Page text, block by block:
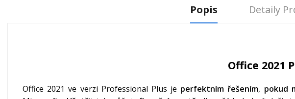
Popis Detaily
Office 2021
Office 2021 ve verzi Professional Plus je perfektním řešením, pokud